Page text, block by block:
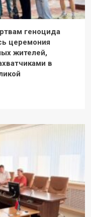
геноцида
церемония
жителей,
в